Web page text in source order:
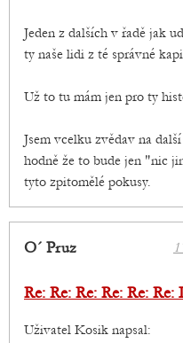
Jeden z dalších v řadě jak
ty naše lidi z té správné
Už to tu mám jen pro ty
Jsem vcelku zvědav na
hodně že to bude jen "nic
tyto zpitomělé pokusy.
O´ Pruz
Re: Re: Re: Re: Re: Re:
Uživatel Kosik napsal: